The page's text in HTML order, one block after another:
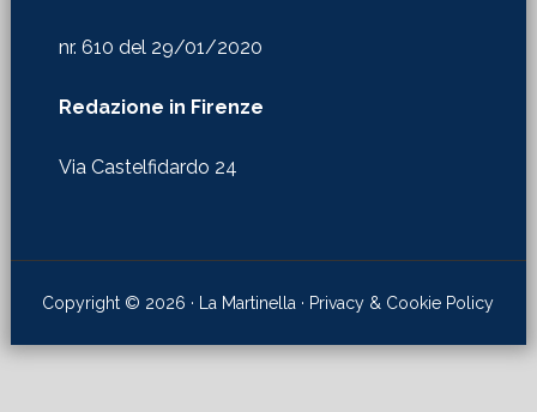
nr. 610 del 29/01/2020
Redazione in Firenze
Via Castelfidardo 24
Copyright © 2026 · La Martinella · Privacy & Cookie Policy